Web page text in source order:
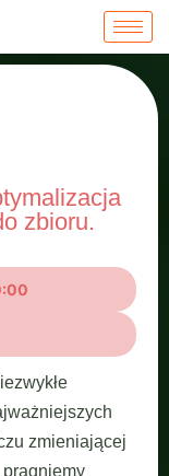
zbioru.
zmieniającej